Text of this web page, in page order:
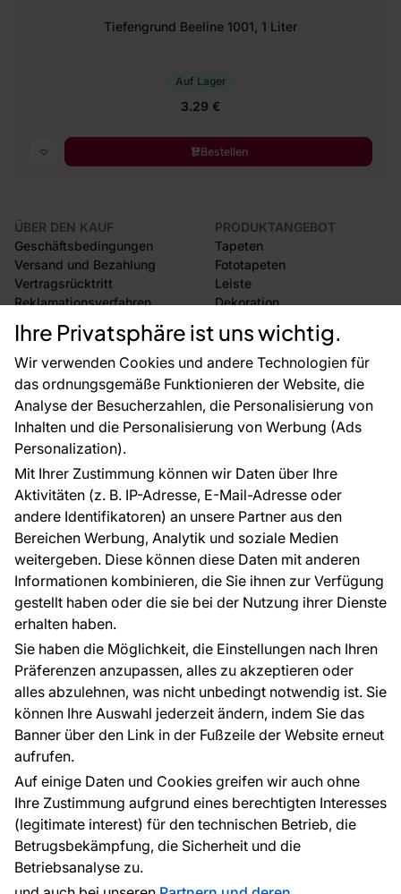
Ihre Privatsphäre ist uns wichtig.
Wir verwenden Cookies und andere Technologien für
das ordnungsgemäße Funktionieren der Website, die
Analyse der Besucherzahlen, die Personalisierung von
Inhalten und die Personalisierung von Werbung (Ads
Personalization).
Mit Ihrer Zustimmung können wir Daten über Ihre
Aktivitäten (z. B. IP-Adresse, E-Mail-Adresse oder
andere Identifikatoren) an unsere Partner aus den
Bereichen Werbung, Analytik und soziale Medien
weitergeben. Diese können diese Daten mit anderen
Informationen kombinieren, die Sie ihnen zur Verfügung
gestellt haben oder die sie bei der Nutzung ihrer Dienste
erhalten haben.
Sie haben die Möglichkeit, die Einstellungen nach Ihren
Präferenzen anzupassen, alles zu akzeptieren oder
alles abzulehnen, was nicht unbedingt notwendig ist. Sie
können Ihre Auswahl jederzeit ändern, indem Sie das
Banner über den Link in der Fußzeile der Website erneut
aufrufen.
Auf einige Daten und Cookies greifen wir auch ohne
Ihre Zustimmung aufgrund eines berechtigten Interesses
(legitimate interest) für den technischen Betrieb, die
Betrugsbekämpfung, die Sicherheit und die
Betriebsanalyse zu.
Tiefengrund Beeline 1001, 1 Liter
Auf Lager
3.29 €
Bestellen
ÜBER DEN KAUF
Geschäftsbedingungen
Versand und Bezahlung
Vertragsrücktritt
Reklamationsverfahren
Rücksendung von Waren
CE-Zertifizierung
Großhandel
Raumvisualisierung
PRODUKTANGEBOT
Tapeten
Fototapeten
Leiste
Dekoration
Selbstklebende Folien
Zubehör
Tapetenmuster
FÜR SIE
Blog
EU-Projekte
Ratschläge und Tipps
FAQ
ÜBER DAS UNTERNEHMEN
Kontakt
Haben Sie Fragen? Wir helfen Ihnen gerne weiter
und beraten Sie persönlich.
+49 781 95633072
service@tapeteneshop.de
Zahlungsarten:
Die Zahlungen werden geleistet von:
Schutz personenbezogener Daten